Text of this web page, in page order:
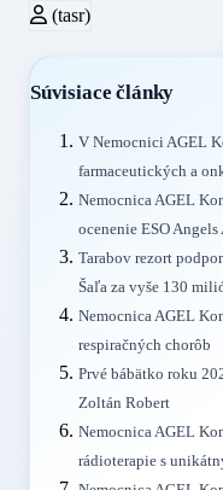
(tasr)
Súvisiace články
V Nemocnici AGEL
farmaceutických a
Nemocnica AGEL
ocenenie ESO Angels
Tarabov rezort
Šaľa za vyše 130
Nemocnica AGEL
respiračných chorôb
Prvé bábätko roku
Zoltán Robert
Nemocnica AGEL
rádioterapie s